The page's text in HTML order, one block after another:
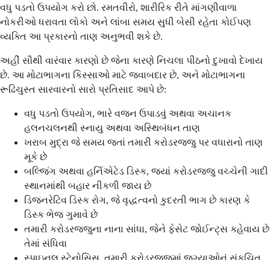
વધુ પડતો ઉપયોગ કરો છો. રમતવીરો, શારીરિક રીતે માંગણીવાળા
નોકરીઓ ધરાવતા લોકો અને લાંબા સમય સુધી બેસી રહેતા કોઈપણ
વ્યક્તિ આ પ્રકારનો તાણ અનુભવી શકે છે.
અહીં સૌથી વારંવાર કારણો છે જેના કારણે નિચલા પીઠનો દુખાવો દેખાય
છે. આ મોટાભાગના કિસ્સાઓ માટે જવાબદાર છે, અને મોટાભાગના
રૂઢિચુસ્ત સારવારનો સારો પ્રતિસાદ આપે છે:
વધુ પડતો ઉપયોગ, ભારે વજન ઉપાડવું અથવા અચાનક
હલનચલનથી સ્નાયુ અથવા અસ્થિબંધન તાણ
ખરાબ મુદ્રા જે સમય જતાં તમારી કરોડરજ્જુ પર વધારાનો તાણ
મૂકે છે
બલ્જિંગ અથવા હર્નિએટેડ ડિસ્ક, જ્યાં કરોડરજ્જુ વચ્ચેની ગાદી
સ્થાનમાંથી બહાર નીકળી જાય છે
ડિજનરેટિવ ડિસ્ક રોગ, જે વૃદ્ધત્વનો કુદરતી ભાગ છે કારણ કે
ડિસ્ક ભેજ ગુમાવે છે
તમારી કરોડરજ્જુના નાના સાંધા, જેને ફેસેટ જોઈન્ટ્સ કહેવાય છે
તેમાં સંધિવા